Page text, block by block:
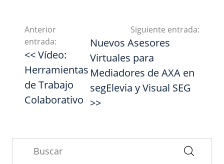
Anterior
entrada:
<< Vídeo:
Herramientas
de Trabajo
Colaborativo
Siguiente entrada:
Nuevos Asesores
Virtuales para
Mediadores de AXA en
segElevia y Visual SEG
>>